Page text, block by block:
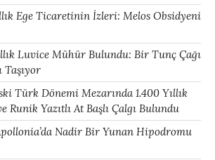
Ege Ticaretinin İzleri: Melos Obsidyeni
Luvice Mühür Bulundu: Bir Tunç Çağı
Taşıyor
Türk Dönemi Mezarında 1.400 Yıllık
Runik Yazıtlı At Başlı Çalgı Bulundu
Nadir Bir Yunan Hipodromu